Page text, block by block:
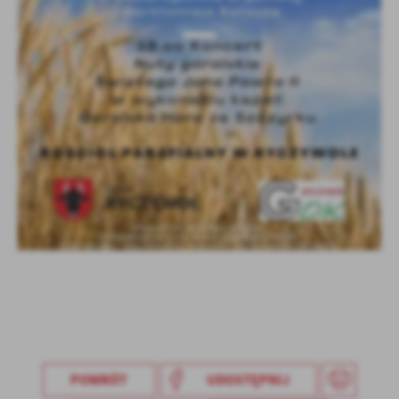
Firmy te działają w charakterze pośredników prezentujących nasze
treści w postaci wiadomości, ofert, komunikatów mediów
społecznościowych.
POWRÓT UDOSTĘPNIJ